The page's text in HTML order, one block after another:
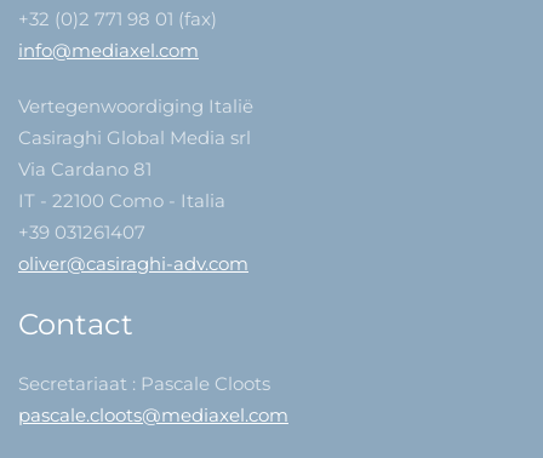
+32 (0)2 771 98 01 (fax)
info@mediaxel.com
Vertegenwoordiging Italië
Casiraghi Global Media srl
Via Cardano 81
IT - 22100 Como - Italia
+39 031261407
oliver@casiraghi-adv.com
Contact
Secretariaat : Pascale Cloots
pascale.cloots@mediaxel.com